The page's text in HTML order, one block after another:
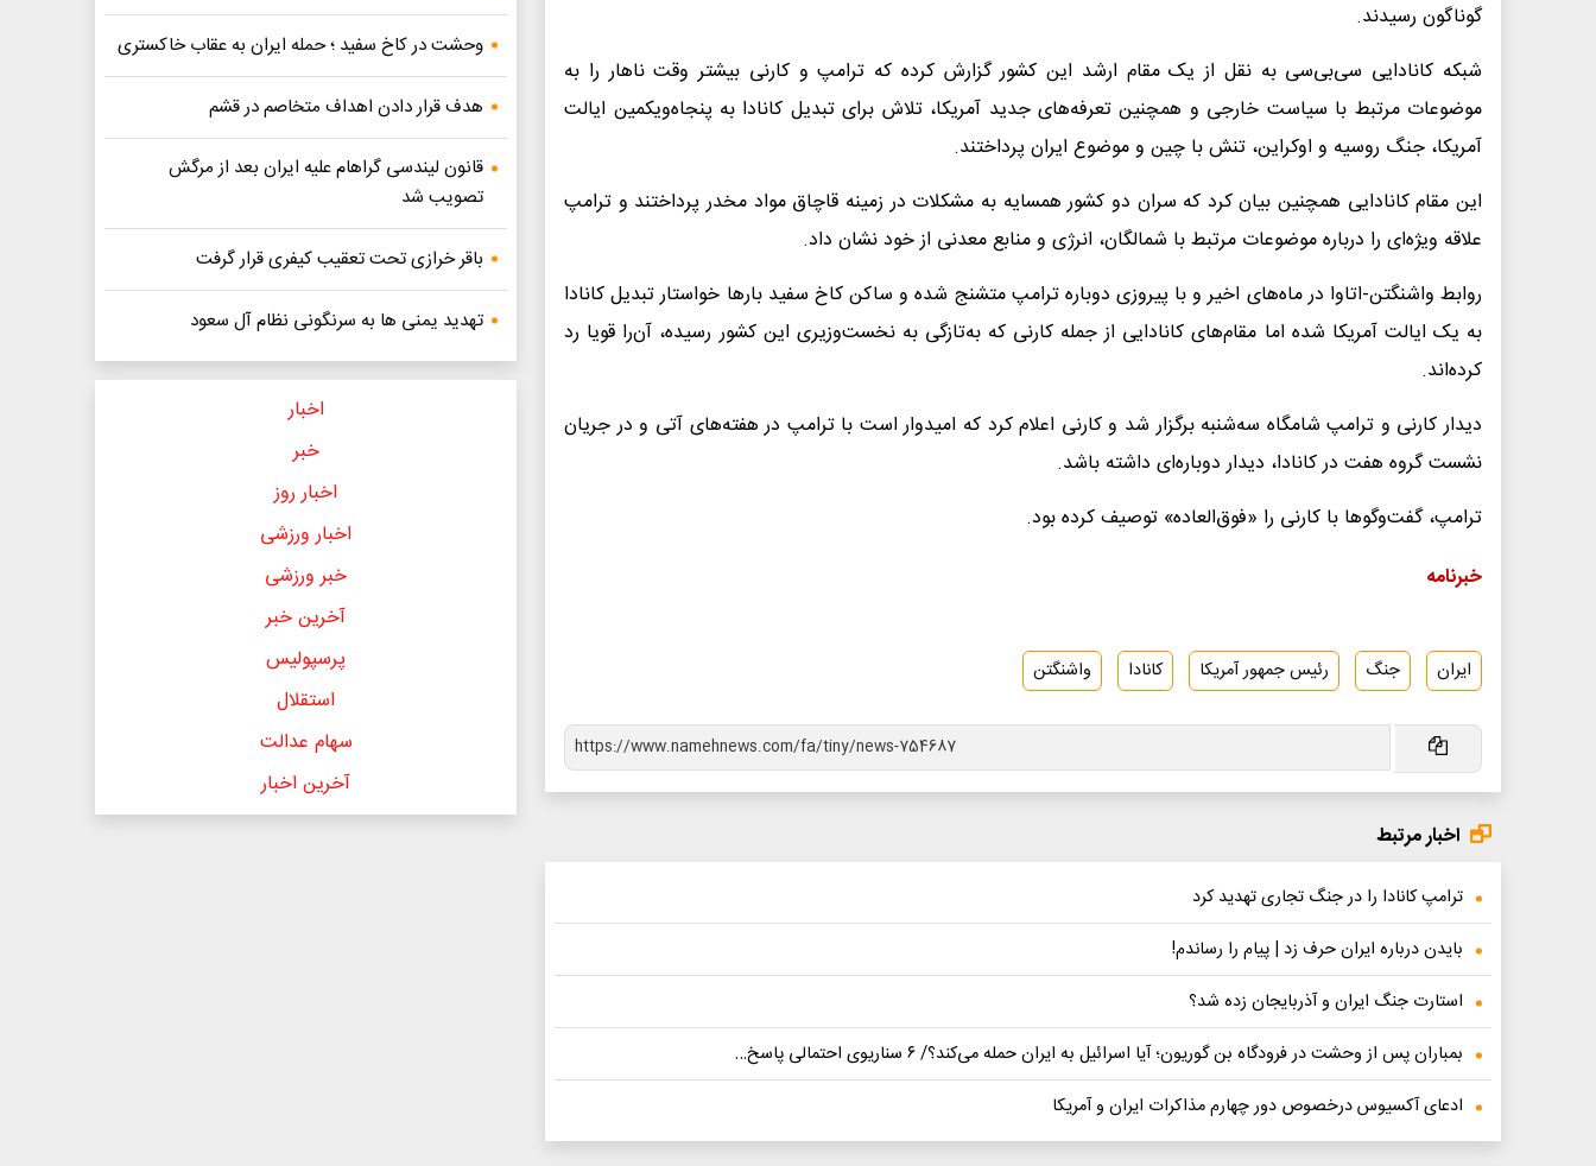
گوناگون رسیدند.
شبکه کانادایی سی‌بی‌سی به نقل از یک مقام ارشد این کشور گزارش کرده که ترامپ و کارنی بیشتر وقت ناهار را به
موضوعات مرتبط با سیاست خارجی و همچنین تعرفه‌های جدید آمریکا، تلاش برای تبدیل کانادا به پنجاه‌ویکمین ایالت
آمریکا، جنگ روسیه و اوکراین، تنش با چین و موضوع ایران پرداختند.
این مقام کانادایی همچنین بیان کرد که سران دو کشور همسایه به مشکلات در زمینه قاچاق مواد مخدر پرداختند و ترامپ
علاقه ویژه‌ای را درباره موضوعات مرتبط با شمالگان، انرژی و منابع معدنی از خود نشان داد.
روابط واشنگتن-اتاوا در ماه‌های اخیر و با پیروزی دوباره ترامپ متشنج شده و ساکن کاخ سفید بارها خواستار تبدیل کانادا
به یک ایالت آمریکا شده اما مقام‌های کانادایی از جمله کارنی که به‌تازگی به نخست‌وزیری این کشور رسیده، آن‌را قویا رد
کرده‌اند.
دیدار کارنی و ترامپ شامگاه سه‌شنبه برگزار شد و کارنی اعلام کرد که امیدوار است با ترامپ در هفته‌های آتی و در جریان
نشست گروه هفت در کانادا، دیدار دوباره‌ای داشته باشد.
ترامپ، گفت‌وگوها با کارنی را «فوق‌العاده» توصیف کرده بود.
خبرنامه
ایران جنگ رئیس جمهور آمریکا کانادا واشنگتن
اخبار مرتبط
ترامپ کانادا را در جنگ تجاری تهدید کرد
بایدن درباره ایران حرف زد | پیام را رساندم!
استارت جنگ ایران و آذربایجان زده شد؟
بمباران پس از وحشت در فرودگاه بن گوریون؛ آیا اسرائیل به ایران حمله می‌کند؟/ ۶ سناریوی احتمالی پاسخ…
ادعای آکسیوس درخصوص دور چهارم مذاکرات ایران و آمریکا
وحشت در کاخ سفید ؛ حمله ایران به عقاب خاکستری
هدف قرار دادن اهداف متخاصم در قشم
قانون لیندسی گراهام علیه ایران بعد از مرگش
تصویب شد
باقر خرازی تحت تعقیب کیفری قرار گرفت
تهدید یمنی ها به سرنگونی نظام آل سعود
اخبار
خبر
اخبار روز
اخبار ورزشی
خبر ورزشی
آخرین خبر
پرسپولیس
استقلال
سهام عدالت
آخرین اخبار